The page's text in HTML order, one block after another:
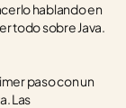
hablando en
todo sobre Java.
paso con un
Las